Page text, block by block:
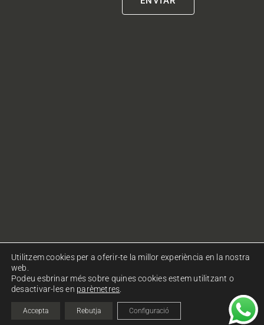
reservats.
Política de privacitat|Política de cookies
Utilitzem cookies per a oferir-te la millor experiència en la nostra
web.
Podeu esbrinar més sobre quines cookies estem utilitzant o
desactivar-les en parèmetres
Accepta Rebutja Configuració